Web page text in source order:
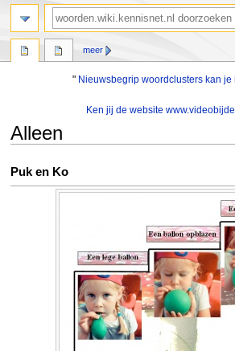
" Nieuwsbegrip woordclusters kan je
Ken jij de website
Alleen
Naar
Naar
Puk en Ko
meer
zoeken